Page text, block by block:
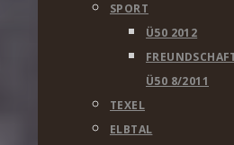
SPORT
Ü50 2012
Ü50 8/2011
TEXEL
ELBTAL